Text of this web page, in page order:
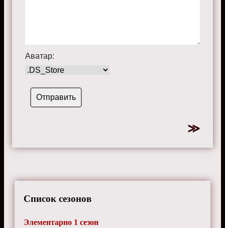
Аватар:
Список сезонов
Элементарно 1 сезон